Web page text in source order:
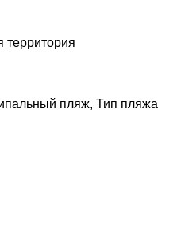
территория
пляж, Тип пляжа